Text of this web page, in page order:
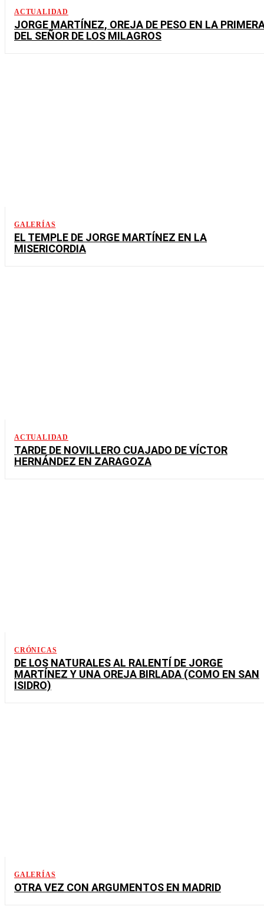
ACTUALIDAD
JORGE MARTÍNEZ, OREJA DE PESO EN LA
DEL SEÑOR DE LOS MILAGROS
GALERÍAS
EL TEMPLE DE JORGE MARTÍNEZ EN LA
MISERICORDIA
ACTUALIDAD
TARDE DE NOVILLERO CUAJADO DE VÍCTOR
HERNÁNDEZ EN ZARAGOZA
CRÓNICAS
DE LOS NATURALES AL RALENTÍ DE JORGE
MARTÍNEZ Y UNA OREJA BIRLADA (COMO EN SAN
ISIDRO)
GALERÍAS
OTRA VEZ CON ARGUMENTOS EN MADRID